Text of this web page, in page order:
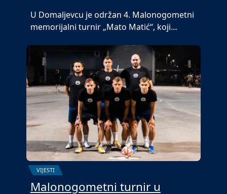
U Domaljevcu je održan 4. Malonogometni
memorijalni turnir „Mato Matić“, koji…
VIJESTI
Malonogometni turnir u